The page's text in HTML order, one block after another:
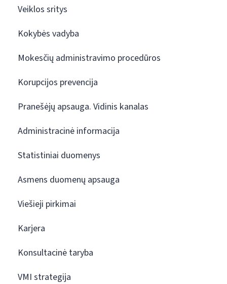
Veiklos sritys
Kokybės vadyba
Mokesčių administravimo procedūros
Korupcijos prevencija
Pranešėjų apsauga. Vidinis kanalas
Administracinė informacija
Statistiniai duomenys
Asmens duomenų apsauga
Viešieji pirkimai
Karjera
Konsultacinė taryba
VMI strategija